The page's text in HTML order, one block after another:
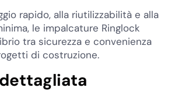
rapido, alla riutilizzabilità e alla
le impalcature Ringlock
tra sicurezza e convenienza
di costruzione.